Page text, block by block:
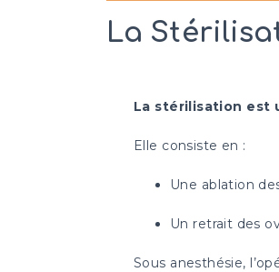
La
La stérilisation est
Elle consiste en :
Une ablation
Un retrait des
Sous anesthésie,